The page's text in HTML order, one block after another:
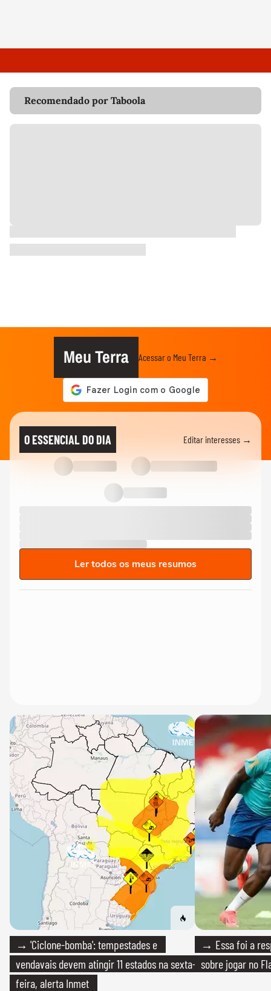
Recomendado por Taboola
Meu Terra Acessar o Meu Terra →
O ESSENCIAL DO DIA Editar interesses →
Ler todos os meus resumos
→ 'Ciclone-bomba': tempestades e
vendavais devem atingir 11 estados na sexta-
feira, alerta Inmet
→ Essa foi a
sobre jogar no